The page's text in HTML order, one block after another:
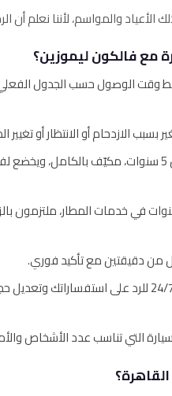
مع فالكون ليموزين؟
وقت الوصول حسب الجدول
بسبب الازدحام أو الانتظار أو تغيير
أسطول لا يزيد عمره عن 5 سنوات، مكيّف
بتجربة لا تقل عن 3 سنوات في خدمات المطار،
من دقيقتين مع تأكيد فوري.
فريق خدمة العملاء متاح 24/7 للرد على